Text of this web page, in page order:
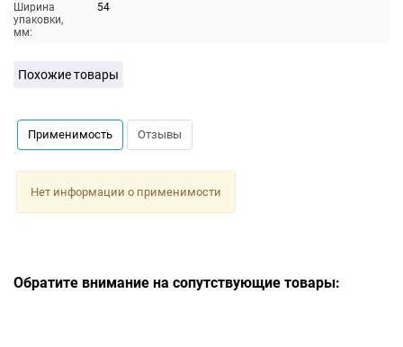
Ширина
упаковки,
мм:
54
Похожие товары
Применимость Отзывы
Нет информации о применимости
Обратите внимание на сопутствующие товары: